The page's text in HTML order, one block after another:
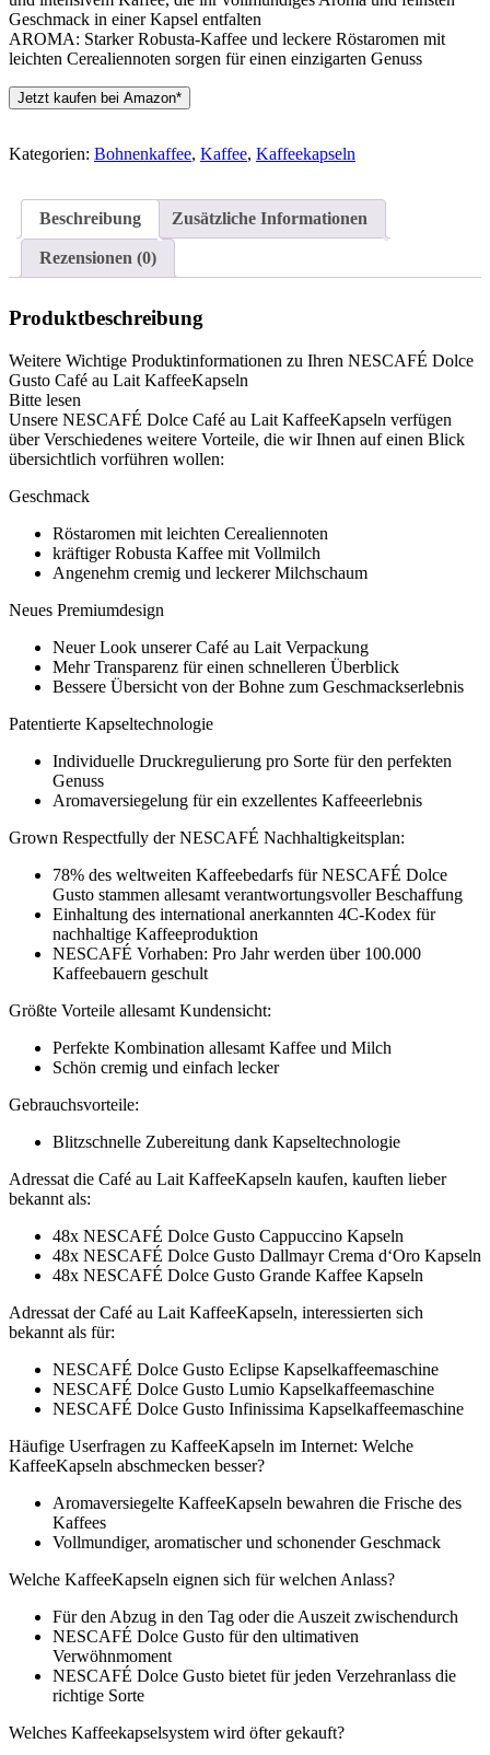
Geschmack in einer Kapsel entfalten
AROMA: Starker Robusta-Kaffee und leckere Röstaromen mit
leichten Cerealiennoten sorgen für einen einzigarten Genuss
Jetzt kaufen bei Amazon*
Kategorien: Bohnenkaffee, Kaffee, Kaffeekapseln
Beschreibung Zusätzliche Informationen
Rezensionen (0)
Produktbeschreibung
Weitere Wichtige Produktinformationen zu Ihren NESCAFÉ Dolce
Gusto Café au Lait KaffeeKapseln
Bitte lesen
Unsere NESCAFÉ Dolce Café au Lait KaffeeKapseln verfügen
über Verschiedenes weitere Vorteile, die wir Ihnen auf einen Blick
übersichtlich vorführen wollen:
Geschmack
Röstaromen mit leichten Cerealiennoten
kräftiger Robusta Kaffee mit Vollmilch
Angenehm cremig und leckerer Milchschaum
Neues Premiumdesign
Neuer Look unserer Café au Lait Verpackung
Mehr Transparenz für einen schnelleren Überblick
Bessere Übersicht von der Bohne zum Geschmackserlebnis
Patentierte Kapseltechnologie
Individuelle Druckregulierung pro Sorte für den perfekten
Genuss
Aromaversiegelung für ein exzellentes Kaffeeerlebnis
Grown Respectfully der NESCAFÉ Nachhaltigkeitsplan:
78% des weltweiten Kaffeebedarfs für NESCAFÉ Dolce
Gusto stammen allesamt verantwortungsvoller Beschaffung
Einhaltung des international anerkannten 4C-Kodex für
nachhaltige Kaffeeproduktion
NESCAFÉ Vorhaben: Pro Jahr werden über 100.000
Kaffeebauern geschult
Größte Vorteile allesamt Kundensicht:
Perfekte Kombination allesamt Kaffee und Milch
Schön cremig und einfach lecker
Gebrauchsvorteile:
Blitzschnelle Zubereitung dank Kapseltechnologie
Adressat die Café au Lait KaffeeKapseln kaufen, kauften lieber
bekannt als:
48x NESCAFÉ Dolce Gusto Cappuccino Kapseln
48x NESCAFÉ Dolce Gusto Dallmayr Crema d‘Oro Kapseln
48x NESCAFÉ Dolce Gusto Grande Kaffee Kapseln
Adressat der Café au Lait KaffeeKapseln, interessierten sich
bekannt als für:
NESCAFÉ Dolce Gusto Eclipse Kapselkaffeemaschine
NESCAFÉ Dolce Gusto Lumio Kapselkaffeemaschine
NESCAFÉ Dolce Gusto Infinissima Kapselkaffeemaschine
Häufige Userfragen zu KaffeeKapseln im Internet: Welche
KaffeeKapseln abschmecken besser?
Aromaversiegelte KaffeeKapseln bewahren die Frische des
Kaffees
Vollmundiger, aromatischer und schonender Geschmack
Welche KaffeeKapseln eignen sich für welchen Anlass?
Für den Abzug in den Tag oder die Auszeit zwischendurch
NESCAFÉ Dolce Gusto für den ultimativen
Verwöhnmoment
NESCAFÉ Dolce Gusto bietet für jeden Verzehranlass die
richtige Sorte
Welches Kaffeekapselsystem wird öfter gekauft?